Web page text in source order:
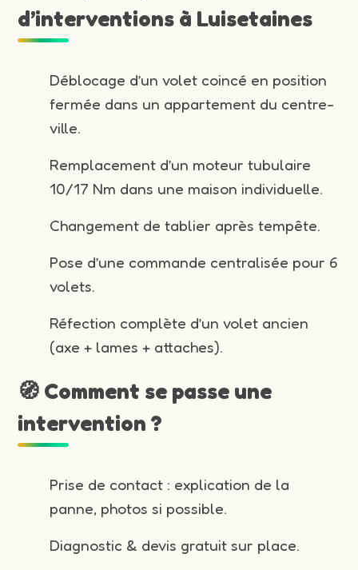
d’interventions à Luisetaines
Déblocage d’un volet coincé en position
fermée dans un appartement du centre-
ville.
Remplacement d’un moteur tubulaire
10/17 Nm dans une maison individuelle.
Changement de tablier après tempête.
Pose d’une commande centralisée pour 6
volets.
Réfection complète d’un volet ancien
(axe + lames + attaches).
🧭 Comment se passe une
intervention ?
Prise de contact : explication de la
panne, photos si possible.
Diagnostic & devis gratuit sur place.